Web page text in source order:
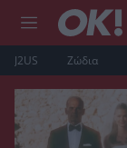
J2US Ζώδια